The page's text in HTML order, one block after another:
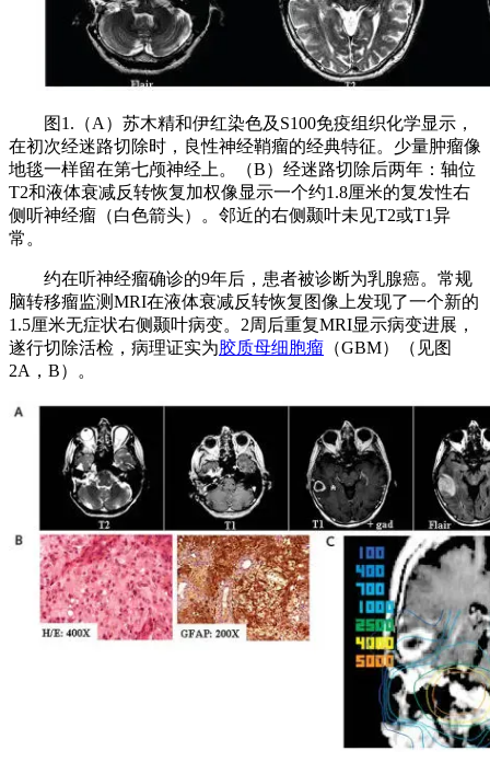
图1.（A）苏木精和伊红染色及S100免疫组织化学显示，
在初次经迷路切除时，良性神经鞘瘤的经典特征。少量肿瘤像
地毯一样留在第七颅神经上。（B）经迷路切除后两年：轴位
T2和液体衰减反转恢复加权像显示一个约1.8厘米的复发性右
侧听神经瘤（白色箭头）。邻近的右侧颞叶未见T2或T1异
常。
约在听神经瘤确诊的9年后，患者被诊断为乳腺癌。常规
脑转移瘤监测MRI在液体衰减反转恢复图像上发现了一个新的
1.5厘米无症状右侧颞叶病变。2周后重复MRI显示病变进展，
遂行切除活检，病理证实为胶质母细胞瘤 （GBM）（见图
2A，B）。